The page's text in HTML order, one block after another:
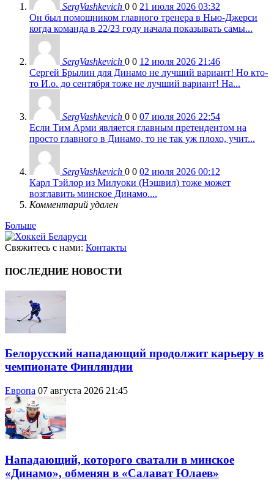
SergVashkevich 0 0 21 июля 2026 03:32
Он был помощником главного тренера в Нью-Джерси
когда команда в 22/23 году начала показывать самы...
SergVashkevich 0 0 12 июля 2026 21:46
Сергей Брылин для Динамо не лучший вариант! Но кто-
то И.о. до сентября тоже не лучший вариант! На...
SergVashkevich 0 0 07 июля 2026 22:54
Если Тим Арми является главным претендентом на
просто главного в Динамо, то не так уж плохо, учит...
SergVashkevich 0 0 02 июля 2026 00:12
Карл Тэйлор из Милуоки (Нэшвил) тоже может
возглавить минское Динамо....
Комментарий удален
Больше
Свяжитесь с нами: Контакты
ПОСЛЕДНИЕ НОВОСТИ
Белорусский нападающий продолжит карьеру в
чемпионате Финляндии
Европа 07 августа 2026 21:45
Нападающий, которого сватали в минское
«Динамо», обменян в «Салават Юлаев»